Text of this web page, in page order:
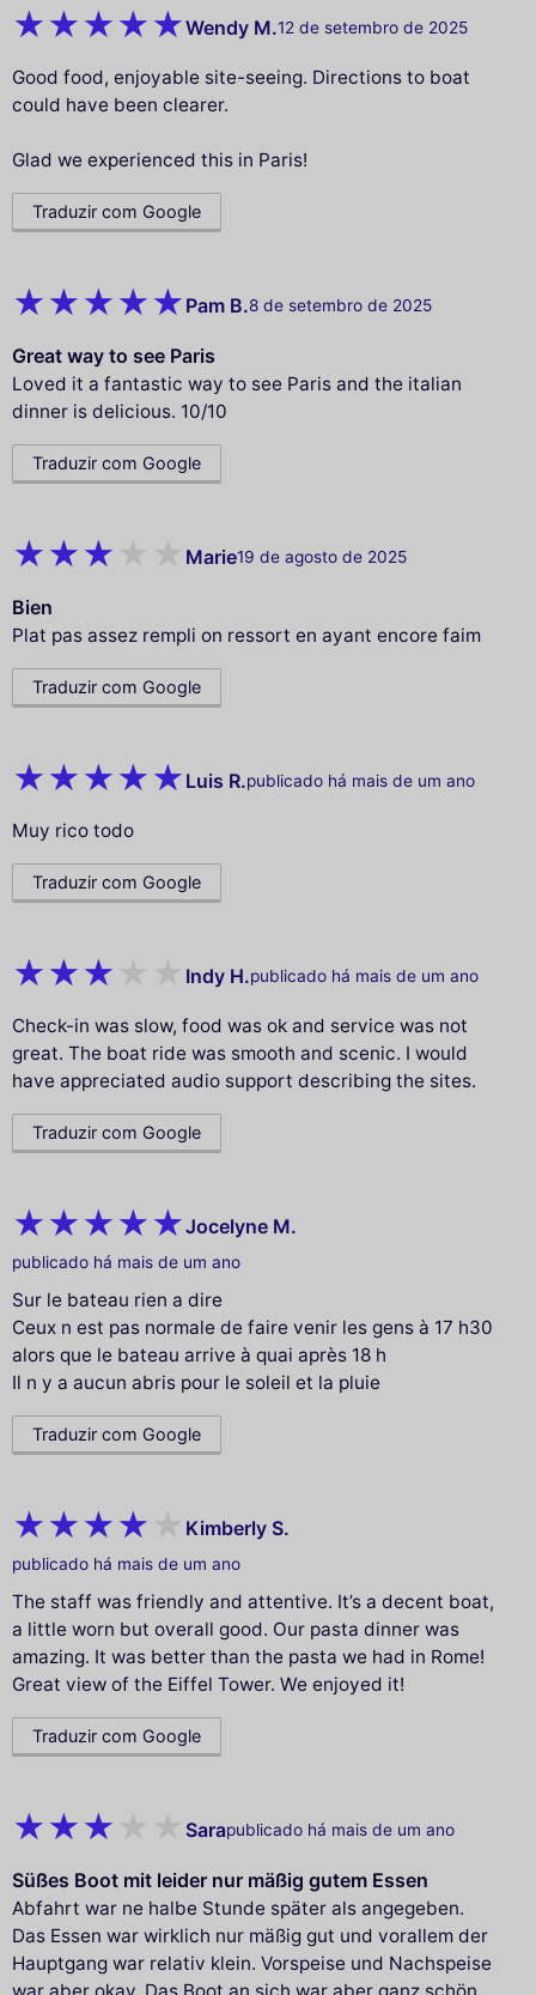
Wendy M.12 de setembro de 2025
Good food, enjoyable site-seeing. Directions to boat
could have been clearer.
Glad we experienced this in Paris!
Traduzir com Google
Pam B.8 de setembro de 2025
Great way to see Paris
Loved it a fantastic way to see Paris and the italian
dinner is delicious. 10/10
Traduzir com Google
Marie19 de agosto de 2025
Bien
Plat pas assez rempli on ressort en ayant encore faim
Traduzir com Google
Luis R.publicado há mais de um ano
Muy rico todo
Traduzir com Google
Indy H.publicado há mais de um ano
Check-in was slow, food was ok and service was not
great. The boat ride was smooth and scenic. I would
have appreciated audio support describing the sites.
Traduzir com Google
Jocelyne M.
publicado há mais de um ano
Sur le bateau rien a dire
Ceux n est pas normale de faire venir les gens à 17 h30
alors que le bateau arrive à quai après 18 h
Il n y a aucun abris pour le soleil et la pluie
Traduzir com Google
Kimberly S.
publicado há mais de um ano
The staff was friendly and attentive. It’s a decent boat,
a little worn but overall good. Our pasta dinner was
amazing. It was better than the pasta we had in Rome!
Great view of the Eiffel Tower. We enjoyed it!
Traduzir com Google
Sarapublicado há mais de um ano
Süßes Boot mit leider nur mäßig gutem Essen
Abfahrt war ne halbe Stunde später als angegeben.
Das Essen war wirklich nur mäßig gut und vorallem der
Hauptgang war relativ klein. Vorspeise und Nachspeise